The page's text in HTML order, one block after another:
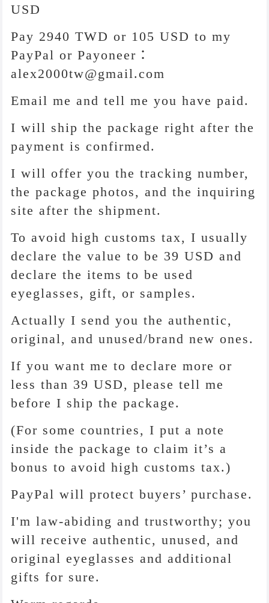
USD
Pay 2940 TWD or 105 USD to my
PayPal or Payoneer：
alex2000tw@gmail.com
Email me and tell me you have paid.
I will ship the package right after the
payment is confirmed.
I will offer you the tracking number,
the package photos, and the inquiring
site after the shipment.
To avoid high customs tax, I usually
declare the value to be 39 USD and
declare the items to be used
eyeglasses, gift, or samples.
Actually I send you the authentic,
original, and unused/brand new ones.
If you want me to declare more or
less than 39 USD, please tell me
before I ship the package.
(For some countries, I put a note
inside the package to claim it’s a
bonus to avoid high customs tax.)
PayPal will protect buyers’ purchase.
I'm law-abiding and trustworthy; you
will receive authentic, unused, and
original eyeglasses and additional
gifts for sure.